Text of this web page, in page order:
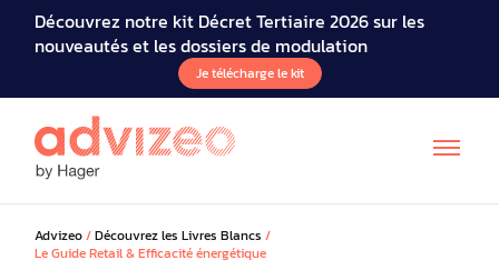
Découvrez notre kit Décret Tertiaire 2026 sur les
nouveautés et les dossiers de modulation
Je télécharge le kit
Advizeo/Découvrez les Livres Blancs /
Le Guide Retail & Efficacité énergétique